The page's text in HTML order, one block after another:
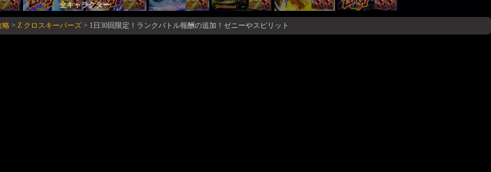
全キャラクター
略> Z クロスキーパーズ> 1日30回限定！ランクバトル報酬の追加！ゼニーやスピリット